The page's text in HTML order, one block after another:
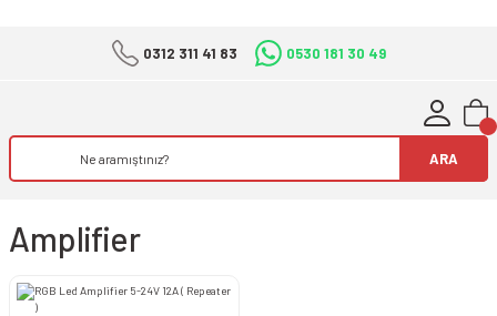
0312 311 41 83 0530 181 30 49
ARA
Amplifier